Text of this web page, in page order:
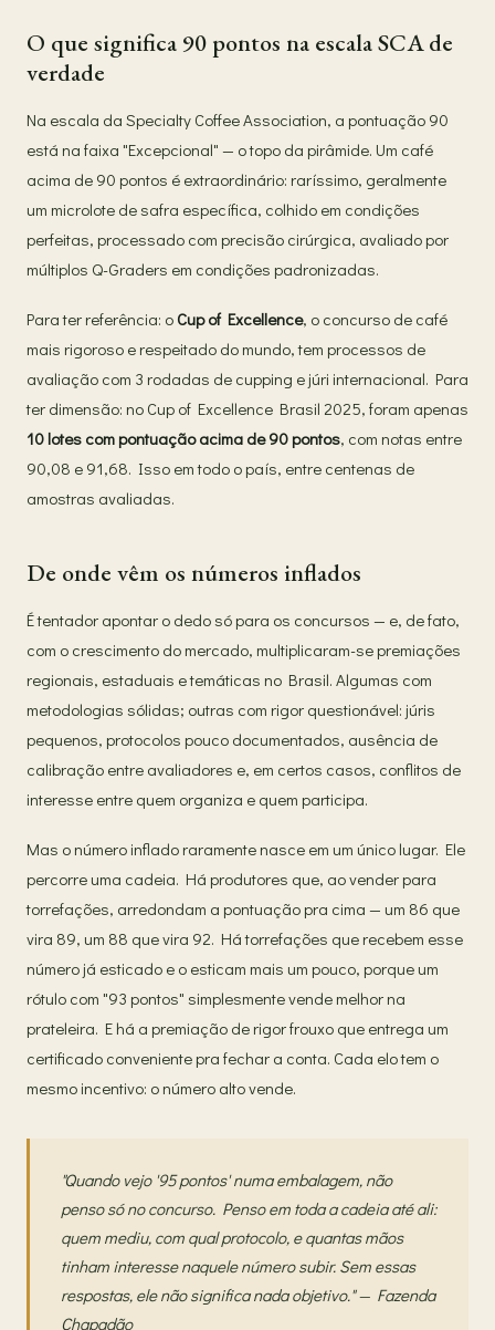
O que significa 90 pontos na escala SCA de
verdade
Na escala da Specialty Coffee Association, a pontuação 90
está na faixa "Excepcional" — o topo da pirâmide. Um café
acima de 90 pontos é extraordinário: raríssimo, geralmente
um microlote de safra específica, colhido em condições
perfeitas, processado com precisão cirúrgica, avaliado por
múltiplos Q-Graders em condições padronizadas.
Para ter referência: o Cup of Excellence, o concurso de café
mais rigoroso e respeitado do mundo, tem processos de
avaliação com 3 rodadas de cupping e júri internacional. Para
ter dimensão: no Cup of Excellence Brasil 2025, foram apenas
10 lotes com pontuação acima de 90 pontos, com notas entre
90,08 e 91,68. Isso em todo o país, entre centenas de
amostras avaliadas.
De onde vêm os números inflados
É tentador apontar o dedo só para os concursos — e, de fato,
com o crescimento do mercado, multiplicaram-se premiações
regionais, estaduais e temáticas no Brasil. Algumas com
metodologias sólidas; outras com rigor questionável: júris
pequenos, protocolos pouco documentados, ausência de
calibração entre avaliadores e, em certos casos, conflitos de
interesse entre quem organiza e quem participa.
Mas o número inflado raramente nasce em um único lugar. Ele
percorre uma cadeia. Há produtores que, ao vender para
torrefações, arredondam a pontuação pra cima — um 86 que
vira 89, um 88 que vira 92. Há torrefações que recebem esse
número já esticado e o esticam mais um pouco, porque um
rótulo com "93 pontos" simplesmente vende melhor na
prateleira. E há a premiação de rigor frouxo que entrega um
certificado conveniente pra fechar a conta. Cada elo tem o
mesmo incentivo: o número alto vende.
"Quando vejo '95 pontos' numa embalagem, não
penso só no concurso. Penso em toda a cadeia até ali:
quem mediu, com qual protocolo, e quantas mãos
tinham interesse naquele número subir. Sem essas
respostas, ele não significa nada objetivo." — Fazenda
Chapadão